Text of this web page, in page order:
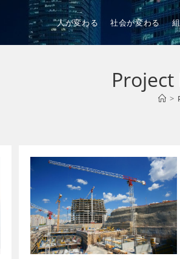
人が変わる 社会が変わる
>